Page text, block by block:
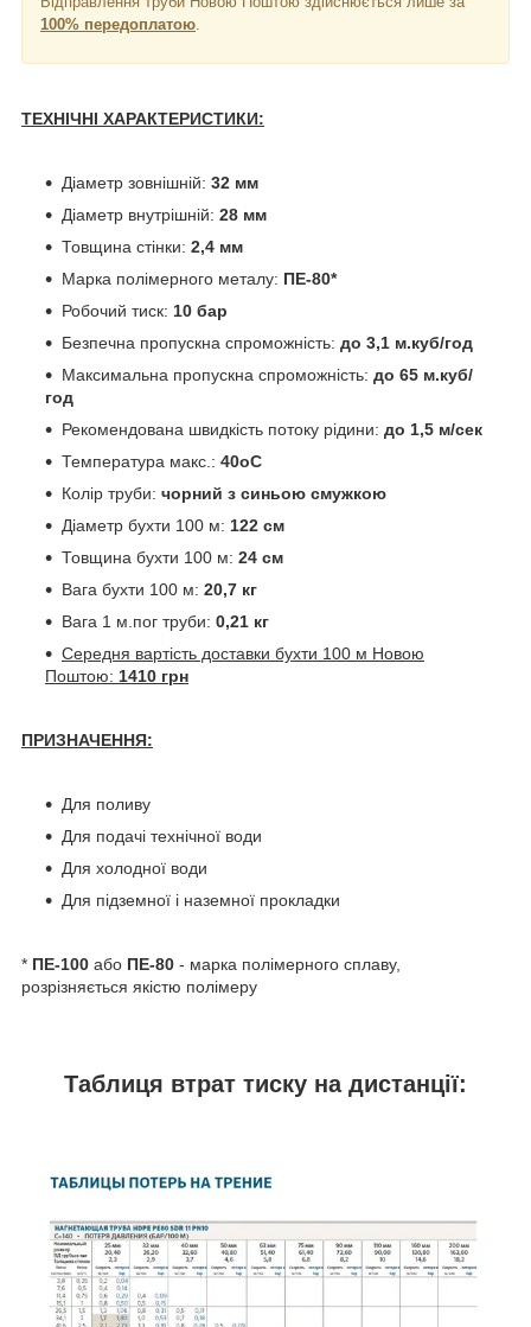
100% передоплатою
ТЕХНІЧНІ ХАРАКТЕРИСТИКИ:
Діаметр зовнішній: 32 мм
Діаметр внутрішній: 28 мм
Товщина стінки: 2,4 мм
Марка полімерного металу: ПЕ-80*
Робочий тиск: 10 бар
Безпечна пропускна спроможність: до 3,1 м.куб/год
Максимальна пропускна спроможність: до 65 м.куб/
год
Рекомендована швидкість потоку рідини: до 1,5 м/сек
Температура макс.: 40оС
Колір труби: чорний з синьою смужкою
Діаметр бухти 100 м: 122 см
Товщина бухти 100 м: 24 см
Вага бухти 100 м: 20,7 кг
Вага 1 м.пог труби: 0,21 кг
Середня вартість доставки бухти 100 м Новою
Поштою: 1410 грн
ПРИЗНАЧЕННЯ:
Для поливу
Для подачі технічної води
Для холодної води
Для підземної і наземної прокладки
* ПЕ-100 або ПЕ-80 - марка полімерного сплаву,
розрізняється якістю полімеру
Таблиця втрат тиску на дистанції: